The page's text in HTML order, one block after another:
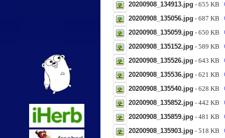
20200908_134913.jpg - 655 KB
20200908_135056.jpg - 687 KB
20200908_135059.jpg - 650 KB
20200908_135152.jpg - 589 KB
20200908_135526.jpg - 643 KB
20200908_135536.jpg - 621 KB
20200908_135540.jpg - 628 KB
20200908_135852.jpg - 442 KB
20200908_135859.jpg - 481 KB
20200908_135903.jpg - 518 KB